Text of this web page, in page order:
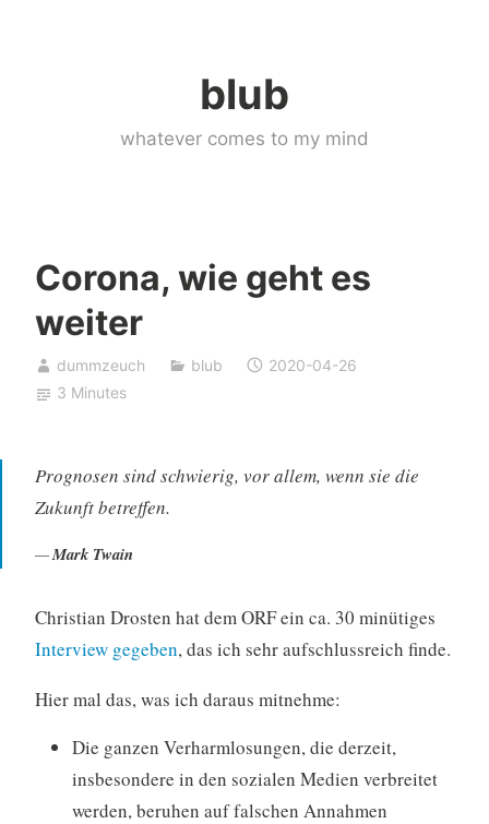
blub
whatever comes to my mind
Corona, wie geht es
weiter
dummzeuch blub
2020-04-26
3 Minutes
Prognosen sind schwierig, vor allem, wenn sie die
Zukunft betreffen.
Mark Twain
Christian Drosten hat dem ORF ein ca. 30 minütiges
Interview gegeben, das ich sehr aufschlussreich finde.
Hier mal das, was ich daraus mitnehme:
Die ganzen Verharmlosungen, die derzeit,
insbesondere in den sozialen Medien verbreitet
werden, beruhen auf falschen Annahmen